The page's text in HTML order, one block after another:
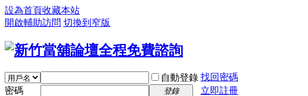
設為首頁收藏本站
開啟輔助訪問 切換到窄版
自動登錄 找回密碼
密碼
登錄
立即註冊